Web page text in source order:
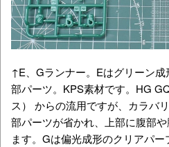
↑E、Gランナー。Eはグリーン
部パーツ。KPS素材です。HG
ス） からの流用ですが、カラバ
部パーツが省かれ、上部に腹部
ます。Gは偏光成形のクリアパ